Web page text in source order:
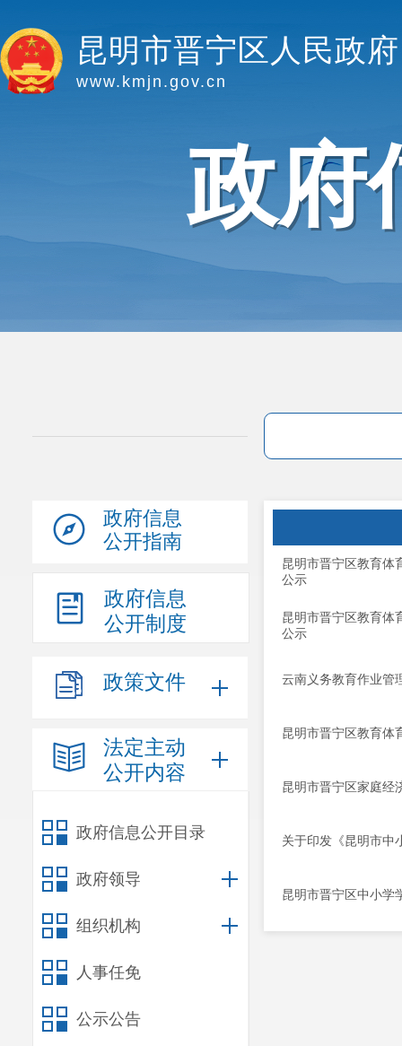
昆明市晋宁区人民政府
www.kmjn.gov.cn
政府
政府信息
公开指南
政府信息
公开制度
政策文件
法定主动
公开内容
政府信息公开目录
政府领导
组织机构
人事任免
公示公告
昆明市晋宁区教育体
公示
昆明市晋宁区教育体
公示
云南义务教育作业管
昆明市晋宁区教育体
昆明市晋宁区家庭经
关于印发《昆明市中
昆明市晋宁区中小学